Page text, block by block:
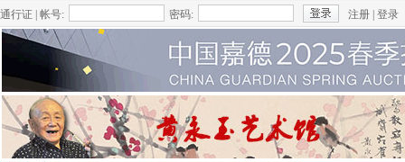
通行证 | 帐号: 密码: 注册 登录